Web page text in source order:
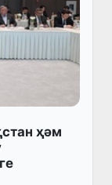
ҳәм